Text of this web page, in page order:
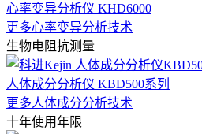
心率变异分析仪 KHD6000
更多心率变异分析技术
生物电阻抗测量
人体成分分析仪 KBD500系列
更多人体成分分析技术
十年使用年限